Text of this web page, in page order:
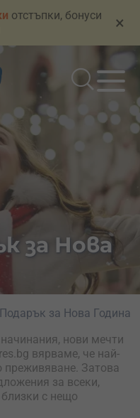
отстъпки, бонуси
×
за Нова
нови мечти
вярваме, че най-
преживяване. Затова
за всеки,
с нещо
Подарък за Нова Година